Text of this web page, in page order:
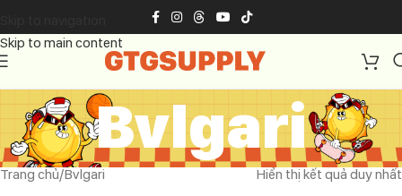
Skip to main content
Bvlgari
Trang chủ Bvlgari Hiển thị kết quả duy nhất